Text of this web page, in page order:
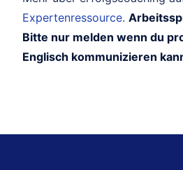
Expertenressource.
Bitte nur melden wenn du
Englisch kommunizieren